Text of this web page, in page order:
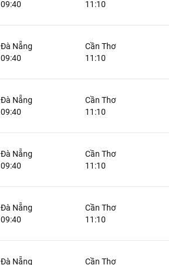
09:40 11:10
Đà Nẵng
09:40
Cần Thơ
11:10
Đà Nẵng
09:40
Cần Thơ
11:10
Đà Nẵng
09:40
Cần Thơ
11:10
Đà Nẵng
09:40
Cần Thơ
11:10
Đà Nẵng Cần Thơ